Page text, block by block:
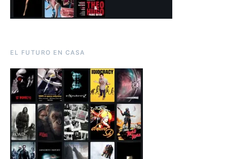
EL FUTURO EN CASA